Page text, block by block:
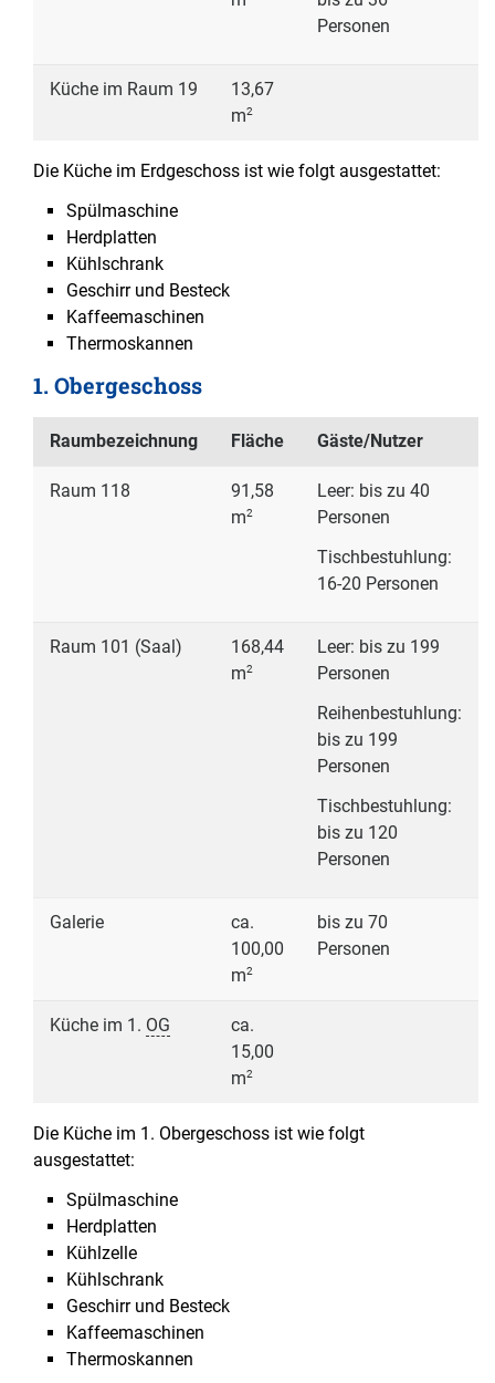
Personen
Küche im Raum 19
13,67
m2
Die Küche im Erdgeschoss ist wie folgt ausgestattet:
Spülmaschine
Herdplatten
Kühlschrank
Geschirr und Besteck
Kaffeemaschinen
Thermoskannen
1. Obergeschoss
Raumbezeichnung Fläche Gäste/Nutzer
Raum 118
91,58
m2
Leer: bis zu 40
Personen
Tischbestuhlung:
16-20 Personen
Raum 101 (Saal)
168,44
m2
Leer: bis zu 199
Personen
Reihenbestuhlung:
bis zu 199
Personen
Tischbestuhlung:
bis zu 120
Personen
Galerie
ca.
100,00
m2
bis zu 70
Personen
Küche im 1. OG
ca.
15,00
m2
Die Küche im 1. Obergeschoss ist wie folgt
ausgestattet:
Spülmaschine
Herdplatten
Kühlzelle
Kühlschrank
Geschirr und Besteck
Kaffeemaschinen
Thermoskannen